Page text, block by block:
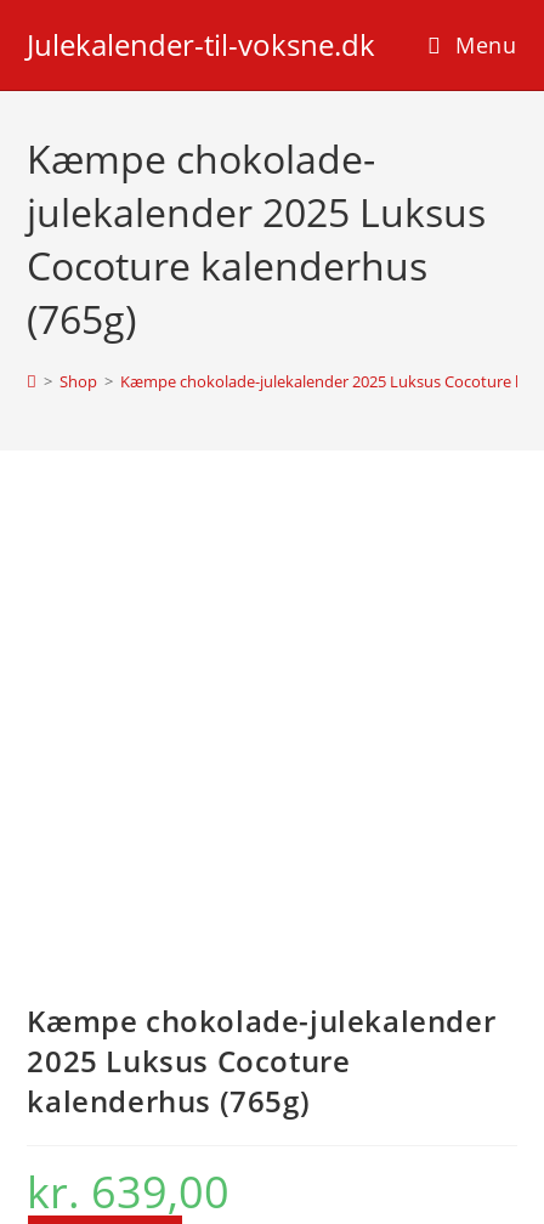
content
Julekalender-til-voksne.dk Menu
Kæmpe chokolade-
julekalender 2025 Luksus
Cocoture kalenderhus
(765g)
> Shop > Kæmpe chokolade-julekalender 2025 Luksus Cocoture
Kæmpe chokolade-julekalender
2025 Luksus Cocoture
kalenderhus (765g)
kr. 639,00